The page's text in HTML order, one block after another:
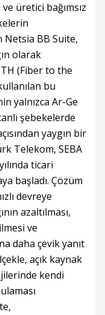
üretici bağımsız
BB Suite,
olarak
(Fiber to the
bu
yalnızca Ar-Ge
şebekelerde
yaygın bir
Telekom, SEBA
ticari
başladı. Çözüm
devreye
azaltılması,
ve
daha çevik yanıt
açık kaynak
kendi